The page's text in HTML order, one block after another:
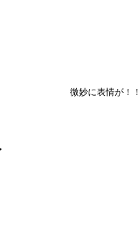
微妙に表情が！